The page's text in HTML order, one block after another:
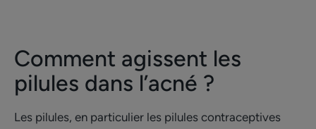
Comment agissent les
pilules dans l’acné ?
Les pilules, en particulier les pilules contraceptives